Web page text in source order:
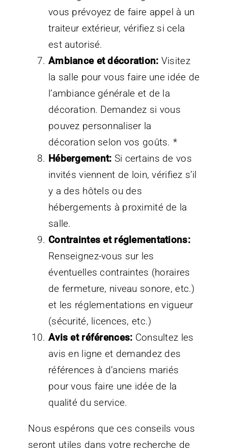
vous prévoyez de faire appel à un
traiteur extérieur, vérifiez si cela
est autorisé.
Ambiance et décoration: Visitez
la salle pour vous faire une idée de
l’ambiance générale et de la
décoration. Demandez si vous
pouvez personnaliser la
décoration selon vos goûts. *
Hébergement: Si certains de vos
invités viennent de loin, vérifiez s’il
y a des hôtels ou des
hébergements à proximité de la
salle.
Contraintes et réglementations:
Renseignez-vous sur les
éventuelles contraintes (horaires
de fermeture, niveau sonore, etc.)
et les réglementations en vigueur
(sécurité, licences, etc.)
Avis et références: Consultez les
avis en ligne et demandez des
références à d’anciens mariés
pour vous faire une idée de la
qualité du service.
Nous espérons que ces conseils vous
seront utiles dans votre recherche de